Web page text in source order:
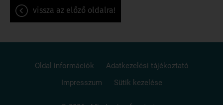
vissza az előző oldalra!
Oldal információk
Adatkezelési tájékoztató
Impresszum
Sütik kezelése